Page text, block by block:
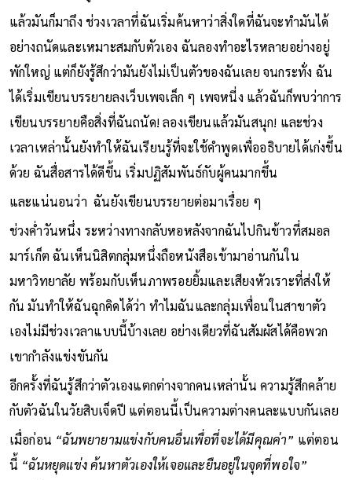
แล้วมันก็มาถึง ช่วงเวลาที่ฉันเริ่มค้นหาว่าสิ่งใดที่ฉันจะทำมันได้
อย่างถนัดและเหมาะสมกับตัวเอง ฉันลองทำอะไรหลายอย่างอยู่
พักใหญ่ แต่ก็ยังรู้สึกว่ามันยังไม่เป็นตัวของฉันเลย จนกระทั่ง ฉัน
ได้เริ่มเขียนบรรยายลงเว็บเพจเล็ก ๆ เพจหนี่ง แล้วฉันก็พบว่าการ
เขียนบรรยายคือสิ่งที่ฉันถนัด! ลองเขียนแล้วมันสนุก! และช่วง
เวลาเหล่านั้นยังทำให้ฉันเรียนรู้ที่จะใช้คำพูดเพื่ออธิบายได้เก่งขึ้น
ด้วย ฉันสื่อสารได้ดีขึ้น เริ่มปฏิสัมพันธ์กับผู้คนมากขึ้น
และแน่นอนว่า ฉันยังเขียนบรรยายต่อมาเรื่อย ๆ
ช่วงค่ำวันหนึ่ง ระหว่างทางกลับหอหลังจากฉันไปกินข้าวที่สมอล
มาร์เก็ต ฉันเห็นนิสิตกลุ่มหนึ่งถือหนังสือเข้ามาอ่านกันใน
มหาวิทยาลัย พร้อมกับเห็นภาพรอยยิ้มและเสียงหัวเราะที่ส่งให้
กัน มันทำให้ฉันฉุกคิดได้ว่า ทำไมฉันและกลุ่มเพื่อนในสาขาตัว
เองไม่มีช่วงเวลาแบบนี้บ้างเลย อย่างเดียวที่ฉันสัมผัสได้คือพวก
เขากำลังแข่งขันกัน
อีกครั้งที่ฉันรู้สึกว่าตัวเองแตกต่างจากคนเหล่านั้น ความรู้สึกคล้าย
กับตัวฉันในวัยสิบเจ็ดปี แต่ตอนนี้เป็นความต่างคนละแบบกันเลย
เมื่อก่อน “ฉันพยายามแข่งกับคนอื่นเพื่อที่จะได้มีคุณค่า” แต่ตอน
นี้ “ฉันหยุดแข่ง ค้นหาตัวเองให้เจอและยืนอยู่ในจุดที่พอใจ”